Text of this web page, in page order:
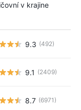
v krajine
9.3 (492)
9.1 (2409)
8.7 (6971)